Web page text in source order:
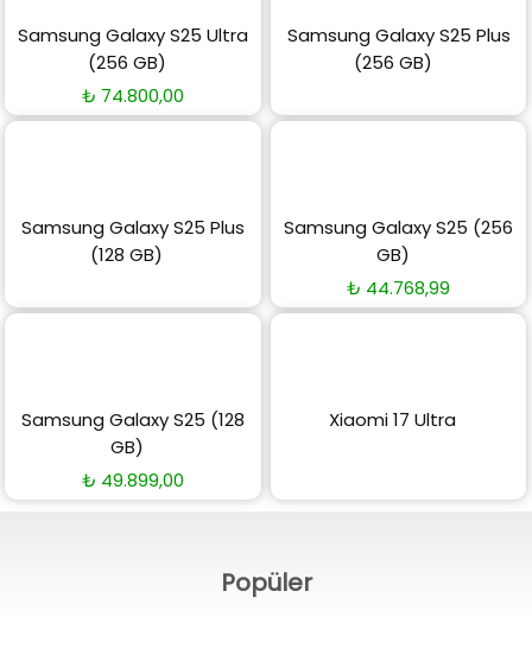
Samsung Galaxy S25 Ultra
(256 GB)
₺ 74.800,00
Samsung Galaxy S25 Plus
(256 GB)
Samsung Galaxy S25 Plus
(128 GB)
Samsung Galaxy S25 (256
GB)
₺ 44.768,99
Samsung Galaxy S25 (128
GB)
₺ 49.899,00
Xiaomi 17 Ultra
Popüler